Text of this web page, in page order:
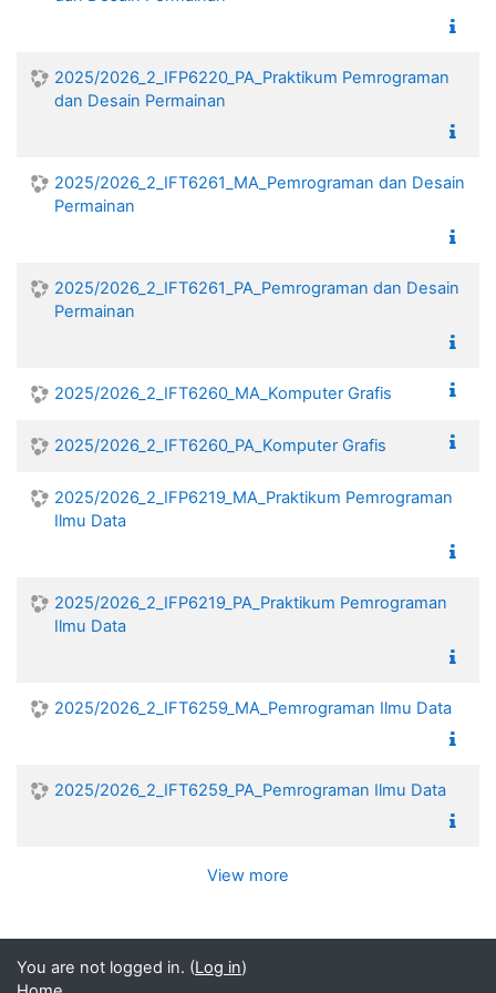
2025/2026_2_IFP6220_PA_Praktikum Pemrograman
dan Desain Permainan
2025/2026_2_IFT6261_MA_Pemrograman dan Desain
Permainan
2025/2026_2_IFT6261_PA_Pemrograman dan Desain
Permainan
2025/2026_2_IFT6260_MA_Komputer Grafis
2025/2026_2_IFT6260_PA_Komputer Grafis
2025/2026_2_IFP6219_MA_Praktikum Pemrograman
Ilmu Data
2025/2026_2_IFP6219_PA_Praktikum Pemrograman
Ilmu Data
2025/2026_2_IFT6259_MA_Pemrograman Ilmu Data
2025/2026_2_IFT6259_PA_Pemrograman Ilmu Data
View more
You are not logged in. (Log in)